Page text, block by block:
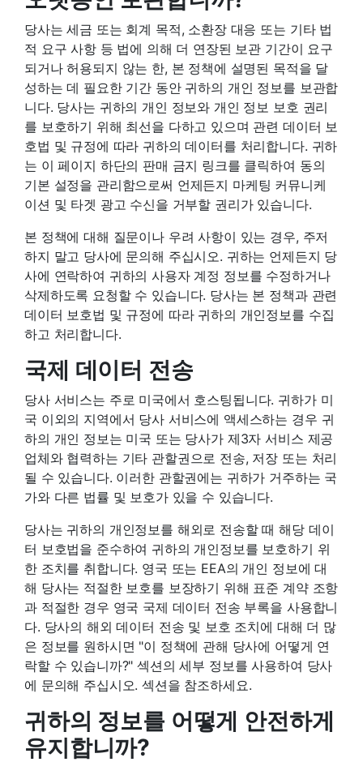
당사는 세금 또는 회계 목적, 소환장 대응 또는 기타 법
적 요구 사항 등 법에 의해 더 연장된 보관 기간이 요구
되거나 허용되지 않는 한, 본 정책에 설명된 목적을 달
성하는 데 필요한 기간 동안 귀하의 개인 정보를 보관합
니다. 당사는 귀하의 개인 정보와 개인 정보 보호 권리
를 보호하기 위해 최선을 다하고 있으며 관련 데이터 보
호법 및 규정에 따라 귀하의 데이터를 처리합니다. 귀하
는 이 페이지 하단의 판매 금지 링크를 클릭하여 동의
기본 설정을 관리함으로써 언제든지 마케팅 커뮤니케
이션 및 타겟 광고 수신을 거부할 권리가 있습니다.
본 정책에 대해 질문이나 우려 사항이 있는 경우, 주저
하지 말고 당사에 문의해 주십시오. 귀하는 언제든지 당
사에 연락하여 귀하의 사용자 계정 정보를 수정하거나
삭제하도록 요청할 수 있습니다. 당사는 본 정책과 관련
데이터 보호법 및 규정에 따라 귀하의 개인정보를 수집
하고 처리합니다.
국제 데이터 전송
당사 서비스는 주로 미국에서 호스팅됩니다. 귀하가 미
국 이외의 지역에서 당사 서비스에 액세스하는 경우 귀
하의 개인 정보는 미국 또는 당사가 제3자 서비스 제공
업체와 협력하는 기타 관할권으로 전송, 저장 또는 처리
될 수 있습니다. 이러한 관할권에는 귀하가 거주하는 국
가와 다른 법률 및 보호가 있을 수 있습니다.
당사는 귀하의 개인정보를 해외로 전송할 때 해당 데이
터 보호법을 준수하여 귀하의 개인정보를 보호하기 위
한 조치를 취합니다. 영국 또는 EEA의 개인 정보에 대
해 당사는 적절한 보호를 보장하기 위해 표준 계약 조항
과 적절한 경우 영국 국제 데이터 전송 부록을 사용합니
다. 당사의 해외 데이터 전송 및 보호 조치에 대해 더 많
은 정보를 원하시면 "이 정책에 관해 당사에 어떻게 연
락할 수 있습니까?" 섹션의 세부 정보를 사용하여 당사
에 문의해 주십시오. 섹션을 참조하세요.
귀하의 정보를 어떻게 안전하게
유지합니까?